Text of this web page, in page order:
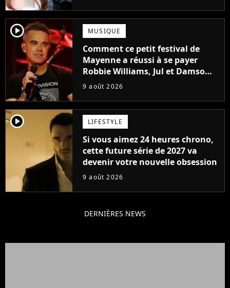
player2 MUSIQUE
Comment ce petit festival de
Mayenne a réussi à se payer
Robbie Williams, Jul et Damso
cette année ?
9 août 2026
player2 LIFESTYLE
Si vous aimez 24 heures chrono,
cette future série de 2027 va
devenir votre nouvelle obsession
9 août 2026
DERNIÈRES NEWS